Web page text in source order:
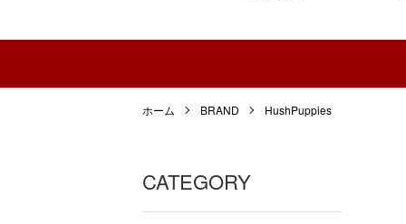
ホーム BRAND HushPuppies
CATEGORY